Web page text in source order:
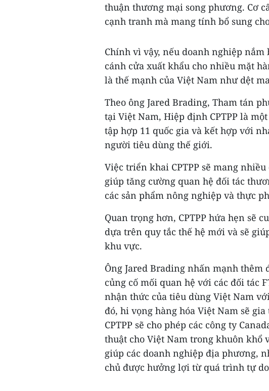
thuận thương mại song phương. Cơ
cạnh tranh mà mang tính bổ sung
Chính vì vậy, nếu doanh nghiệp nắm
cánh cửa xuất khẩu cho nhiều mặt
là thế mạnh của Việt Nam như dệt
Theo ông Jared Brading, Tham tán
tại Việt Nam, Hiệp định CPTPP là
tập hợp 11 quốc gia và kết hợp với
người tiêu dùng thế giới.
Việc triển khai CPTPP sẽ mang
giúp tăng cường quan hệ đối tác
các sản phẩm nông nghiệp và thực
Quan trọng hơn, CPTPP hứa hẹn sẽ
dựa trên quy tắc thế hệ mới và sẽ
khu vực.
Ông Jared Brading nhấn mạnh thêm
củng cố mối quan hệ với các đối tác
nhận thức của tiêu dùng Việt Nam
đó, hi vọng hàng hóa Việt Nam sẽ
CPTPP sẽ cho phép các công ty
thuật cho Việt Nam trong khuôn khổ
giúp các doanh nghiệp địa phương,
chủ được hưởng lợi từ quá trình tự